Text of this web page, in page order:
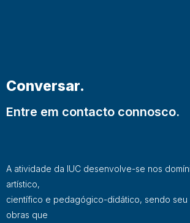
Conversar.
Entre em contacto connosco.
A atividade da IUC desenvolve-se nos
artístico,
científico e pedagógico-didático, sendo
obras que